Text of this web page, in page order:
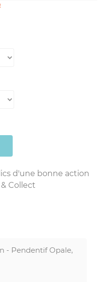
d'une bonne action
Collect
- Pendentif Opale,